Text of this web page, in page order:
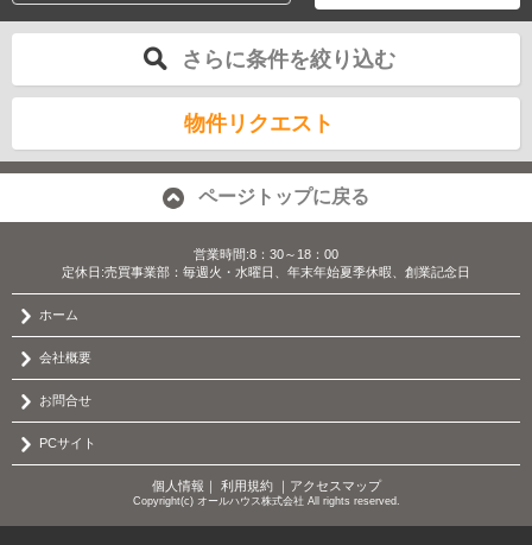
さらに条件を絞り込む
物件リクエスト
ページトップに戻る
営業時間:8：30～18：00
定休日:売買事業部：毎週火・水曜日、年末年始夏季休暇、創業記念日
ホーム
会社概要
お問合せ
PCサイト
個人情報 ｜ 利用規約｜ アクセスマップ
Copyright(c) オールハウス株式会社 All rights reserved.